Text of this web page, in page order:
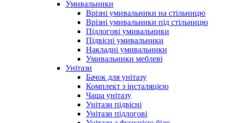
Умивальники
Врізні умивальники на стільницю
Врізні умивальники під стільницю
Підлогові умивальники
Підвісні умивальники
Накладні умивальники
Умивальники меблеві
Унітази
Бачок для унітазу
Комплект з інсталяцією
Чаша унітазу
Унітази підвісні
Унітази підлогові